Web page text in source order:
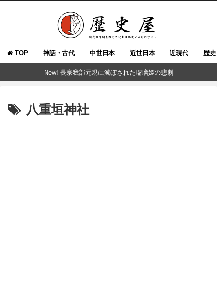
TOP 神話・古代 中世日本 近世日本 近現代 歴
New! 長宗我部元親に滅ぼされた瑠璃姫の悲劇
八重垣神社